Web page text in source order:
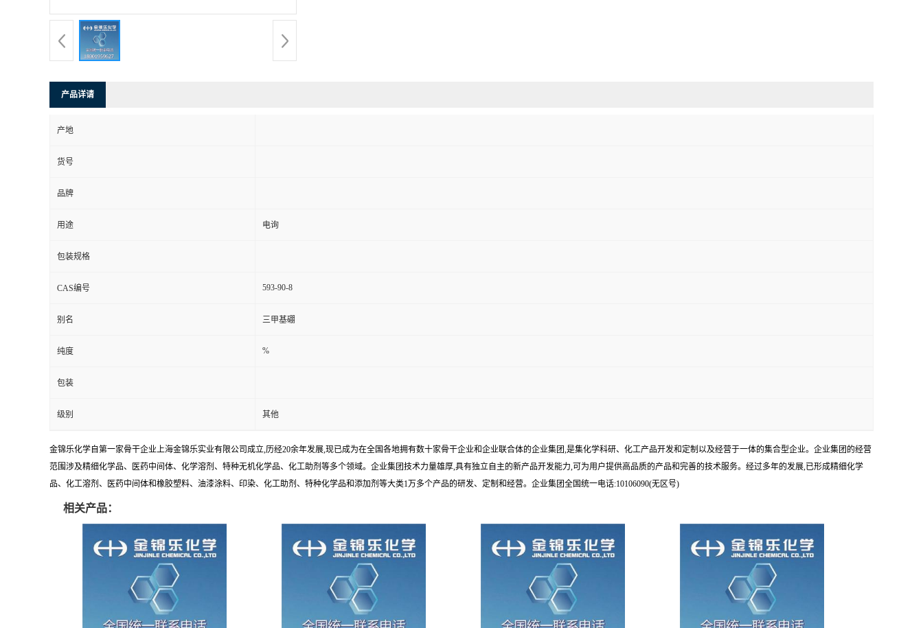
产品详请
产地
货号
品牌
用途 电询
包装规格
CAS编号 593-90-8
别名 三甲基硼
纯度 %
包装
级别 其他
金锦乐化学自第一家骨干企业上海金锦乐实业有限公司成立,历经20余年发展,现已成为在全国各地拥有数十家骨干企业和企业联合体的企业集团,是集化学科研、化工产品开发和定制以及经营于一体的集合型企业。企业集团的经营
范围涉及精细化学品、医药中间体、化学溶剂、特种无机化学品、化工助剂等多个领域。企业集团技术力量雄厚,具有独立自主的新产品开发能力,可为用户提供高品质的产品和完善的技术服务。经过多年的发展,已形成精细化学
品、化工溶剂、医药中间体和橡胶塑料、油漆涂料、印染、化工助剂、特种化学品和添加剂等大类1万多个产品的研发、定制和经营。企业集团全国统一电话:10106090(无区号)
相关产品：